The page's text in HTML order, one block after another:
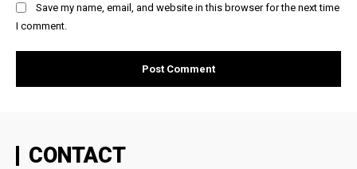
Save my name, email, and website in this browser for the next time
I comment.
CONTACT